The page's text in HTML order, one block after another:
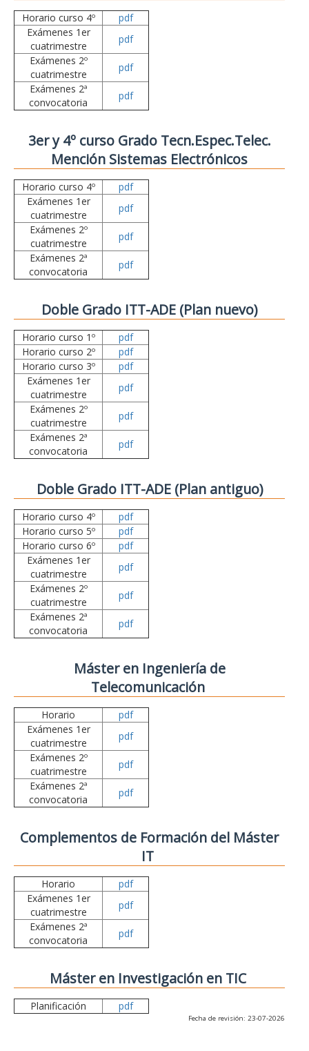
Horario curso 4º
pdf
Exámenes 1er
cuatrimestre
pdf
Exámenes 2º
cuatrimestre
pdf
Exámenes 2ª
convocatoria
pdf
3er y 4º curso Grado Tecn.Espec.Telec.
Mención Sistemas Electrónicos
Horario curso 4º
pdf
Exámenes 1er
cuatrimestre
pdf
Exámenes 2º
cuatrimestre
pdf
Exámenes 2ª
convocatoria
pdf
Doble Grado ITT-ADE (Plan nuevo)
Horario curso 1º
pdf
Horario curso 2º
pdf
Horario curso 3º
pdf
Exámenes 1er
cuatrimestre
pdf
Exámenes 2º
cuatrimestre
pdf
Exámenes 2ª
convocatoria
pdf
Doble Grado ITT-ADE (Plan antiguo)
Horario curso 4º
pdf
Horario curso 5º
pdf
Horario curso 6º
pdf
Exámenes 1er
cuatrimestre
pdf
Exámenes 2º
cuatrimestre
pdf
Exámenes 2ª
convocatoria
pdf
Máster en Ingeniería de
Telecomunicación
Horario
pdf
Exámenes 1er
cuatrimestre
pdf
Exámenes 2º
cuatrimestre
pdf
Exámenes 2ª
convocatoria
pdf
Complementos de Formación del Máster
IT
Horario
pdf
Exámenes 1er
cuatrimestre
pdf
Exámenes 2ª
convocatoria
pdf
Máster en Investigación en TIC
Planificación pdf
Fecha de revisión: 23-07-2026